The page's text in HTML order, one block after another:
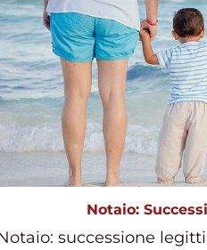
Notaio:
successione